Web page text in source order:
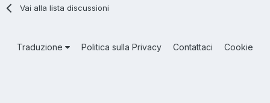
Vai alla lista discussioni
Traduzione Politica sulla Privacy Contattaci Cookie